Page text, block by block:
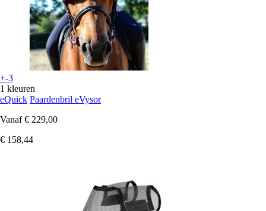
+-3
1 kleuren
eQuick Paardenbril eVysor
Vanaf € 229,00
€ 158,44